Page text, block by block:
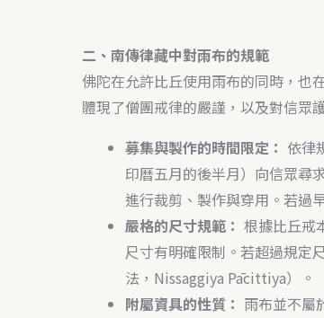
二、南傳律藏中對雨布的規範
佛陀在允許比丘使用雨布的同時，也
體現了僧團戒律的嚴謹，以及對信眾
募集與製作的時間限定： 依律
印曆五月的後半月）向信眾尋
進行裁剪、製作與穿用。若過
嚴格的尺寸規範： 根據比丘戒
尺寸有明確限制。若超過規定
法，Nissaggiya Pācittiya）。
附屬資具的性質： 雨布並不屬